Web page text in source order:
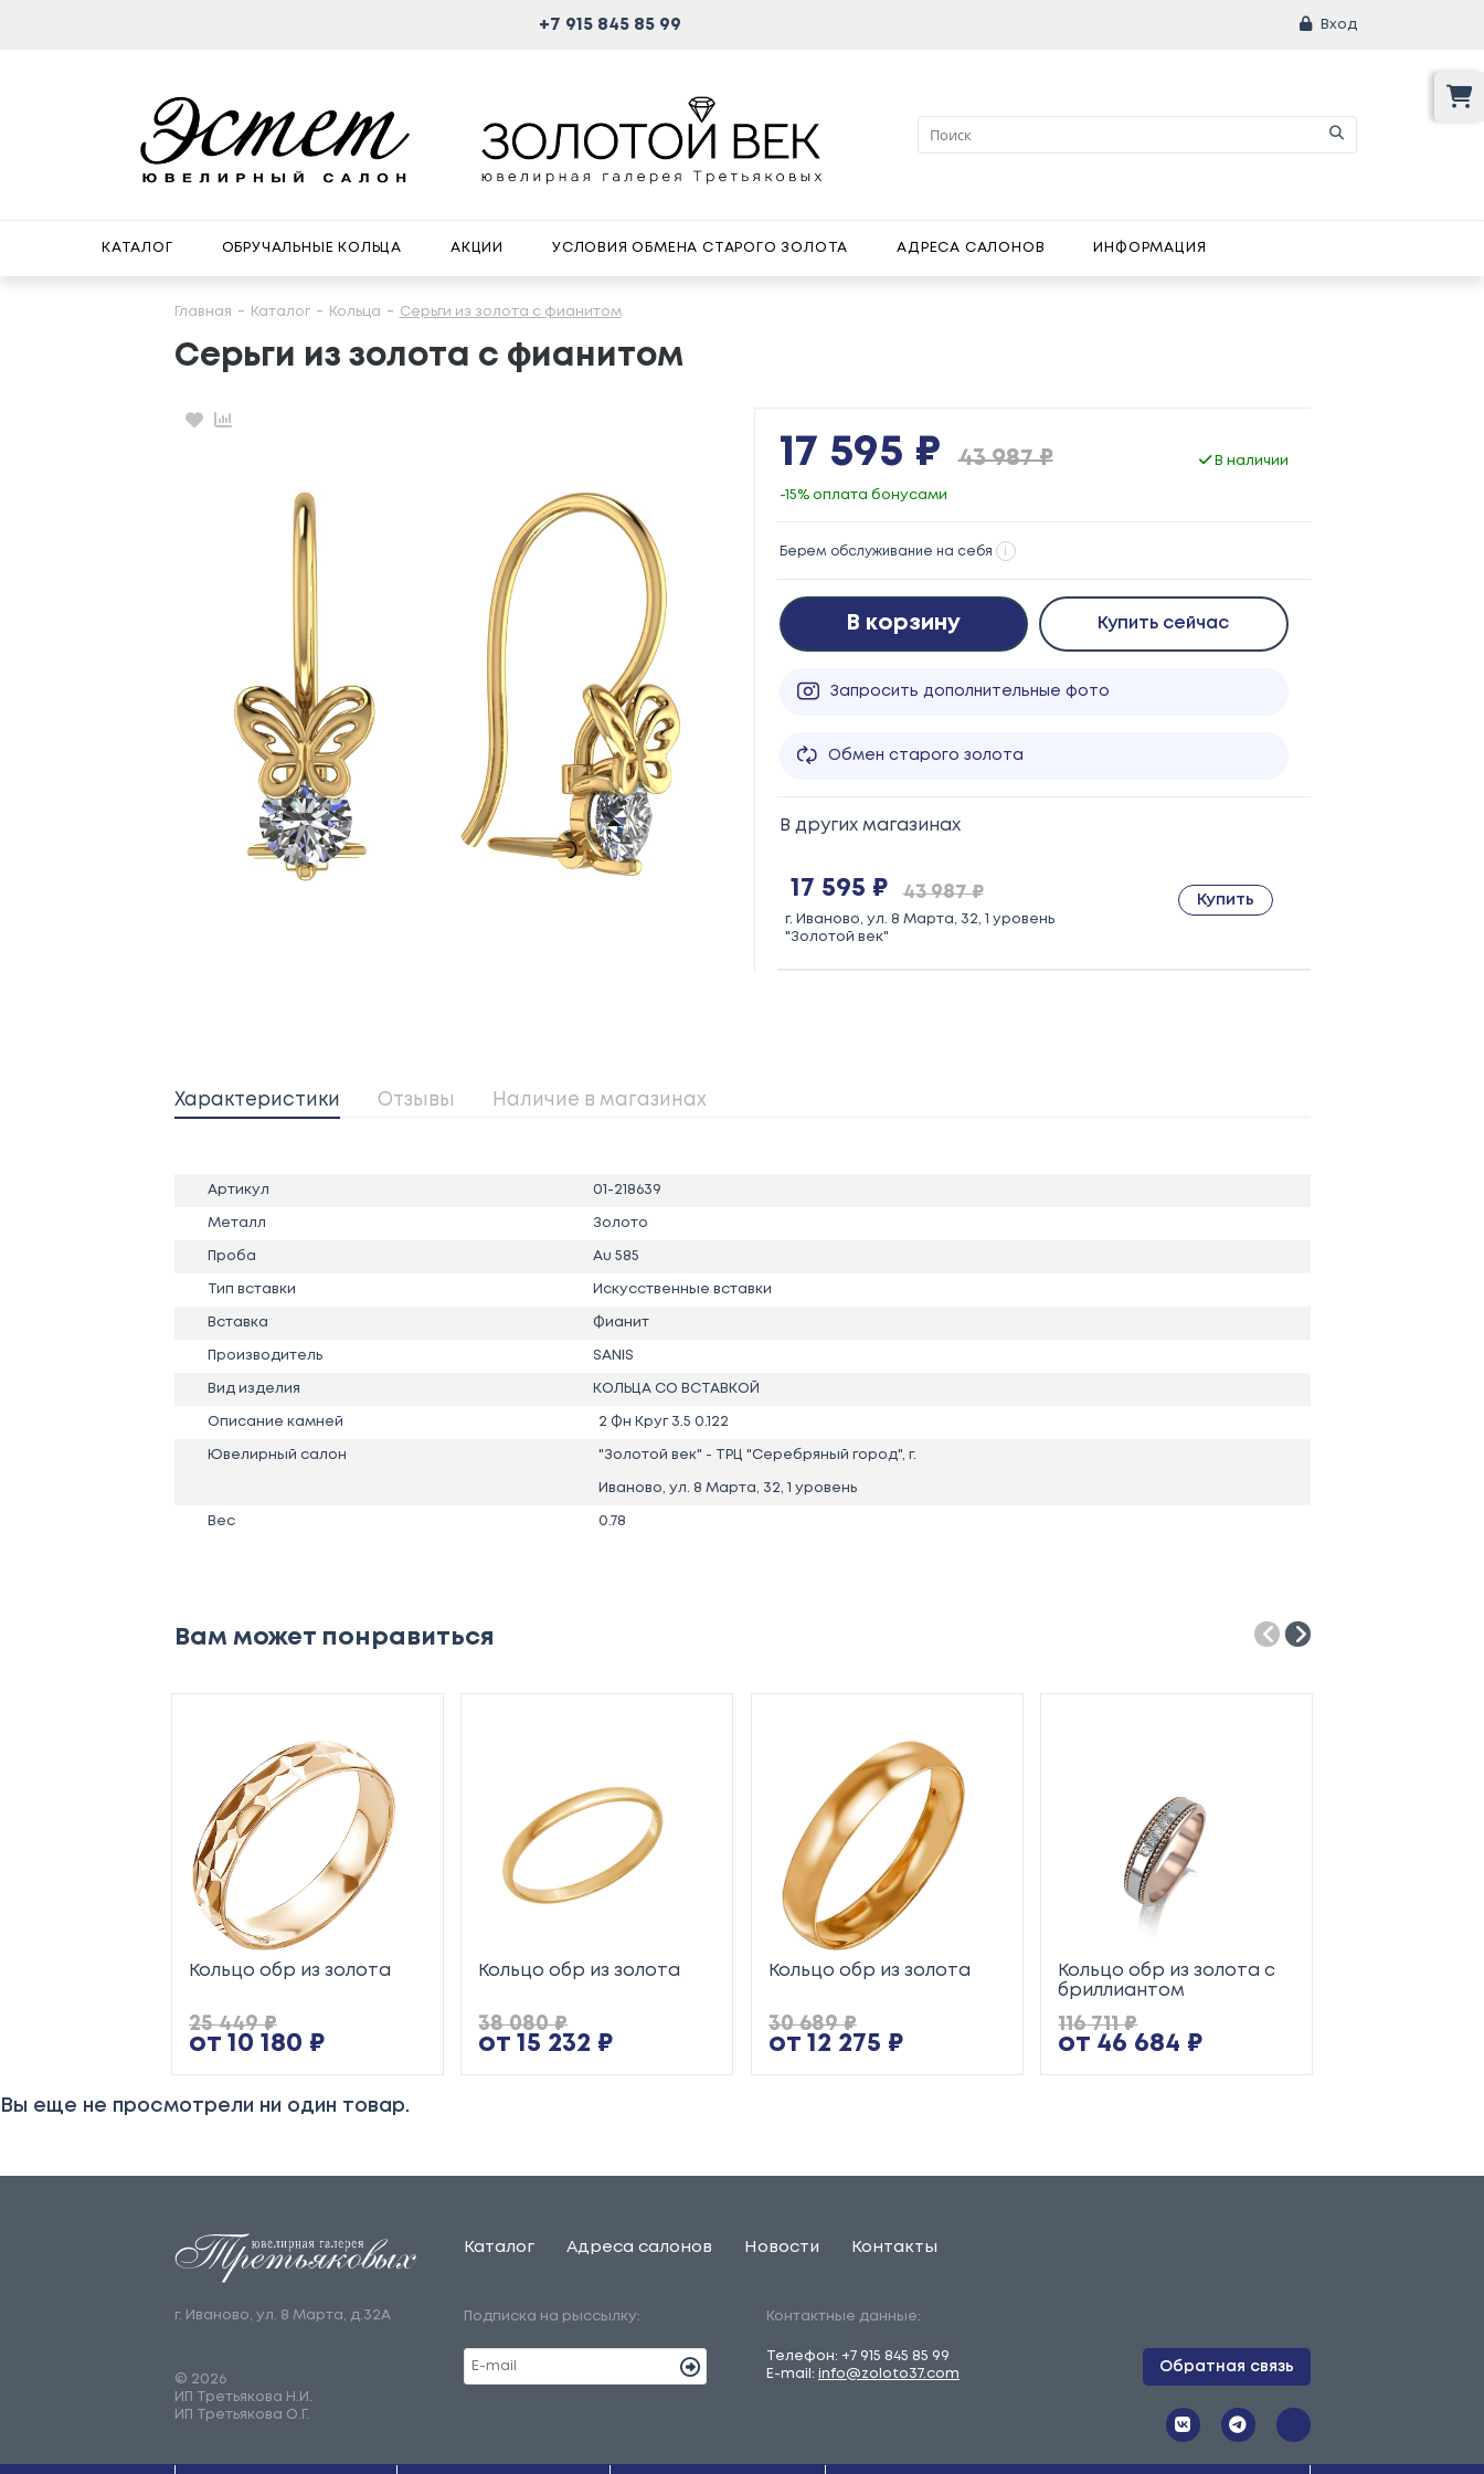
+7 915 845 85 99 Вход
КАТАЛОГ ОБРУЧАЛЬНЫЕ КОЛЬЦА АКЦИИ УСЛОВИЯ ОБМЕНА СТАРОГО ЗОЛОТА АДРЕСА САЛОНОВ ИНФОРМАЦИЯ
Главная Каталог Кольца Серьги из золота с фианитом
Серьги из золота с фианитом
Избранное
Сравнение
17 595 ₽ 43 987 ₽ В наличии
-15% оплата бонусами
Берем обслуживание на себя i
В корзину Купить сейчас
Запросить дополнительные фото
Обмен старого золота
В других магазинах
17 595 ₽ 43 987 ₽
г. Иваново, ул. 8 Марта, 32, 1 уровень
"Золотой век"
Купить
Характеристики Отзывы Наличие в магазинах
Артикул 01-218639
Металл Золото
Проба Au 585
Тип вставки Искусственные вставки
Вставка Фианит
Производитель SANIS
Вид изделия КОЛЬЦА СО ВСТАВКОЙ
Описание камней 2 Фн Круг 3.5 0.122
Ювелирный салон "Золотой век" - ТРЦ "Серебряный город", г.
Иваново, ул. 8 Марта, 32, 1 уровень
Вес 0.78
Вам может понравиться
Кольцо обр из золота
от 10 180 ₽
25 449 ₽
Кольцо обр из золота
от 15 232 ₽
38 080 ₽
Кольцо обр из золота
от 12 275 ₽
30 689 ₽
Кольцо обр из золота с
бриллиантом
от 46 684 ₽
116 711 ₽
Вы еще не просмотрели ни один товар.
г. Иваново, ул. 8 Марта, д.32А
© 2026
ИП Третьякова Н.И.
ИП Третьякова О.Г.
Каталог Адреса салонов Новости Контакты
Подписка на рыссылку: Контактные данные:
Телефон: +7 915 845 85 99
E-mail: info@zoloto37.com
Обратная связь